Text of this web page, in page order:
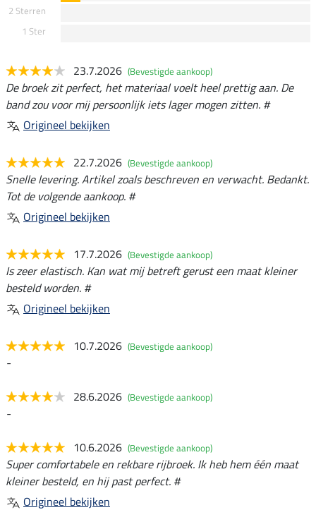
2 Sterren
1 Ster
23.7.2026 (Bevestigde aankoop)
De broek zit perfect, het materiaal voelt heel prettig aan. De
band zou voor mij persoonlijk iets lager mogen zitten. #
Origineel bekijken
22.7.2026 (Bevestigde aankoop)
Snelle levering. Artikel zoals beschreven en verwacht. Bedankt.
Tot de volgende aankoop. #
Origineel bekijken
17.7.2026 (Bevestigde aankoop)
Is zeer elastisch. Kan wat mij betreft gerust een maat kleiner
besteld worden. #
Origineel bekijken
10.7.2026 (Bevestigde aankoop)
-
28.6.2026 (Bevestigde aankoop)
-
10.6.2026 (Bevestigde aankoop)
Super comfortabele en rekbare rijbroek. Ik heb hem één maat
kleiner besteld, en hij past perfect. #
Origineel bekijken